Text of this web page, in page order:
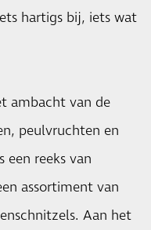
hartigs bij, iets wat
ambacht van de
peulvruchten en
een reeks van
assortiment van
Aan het